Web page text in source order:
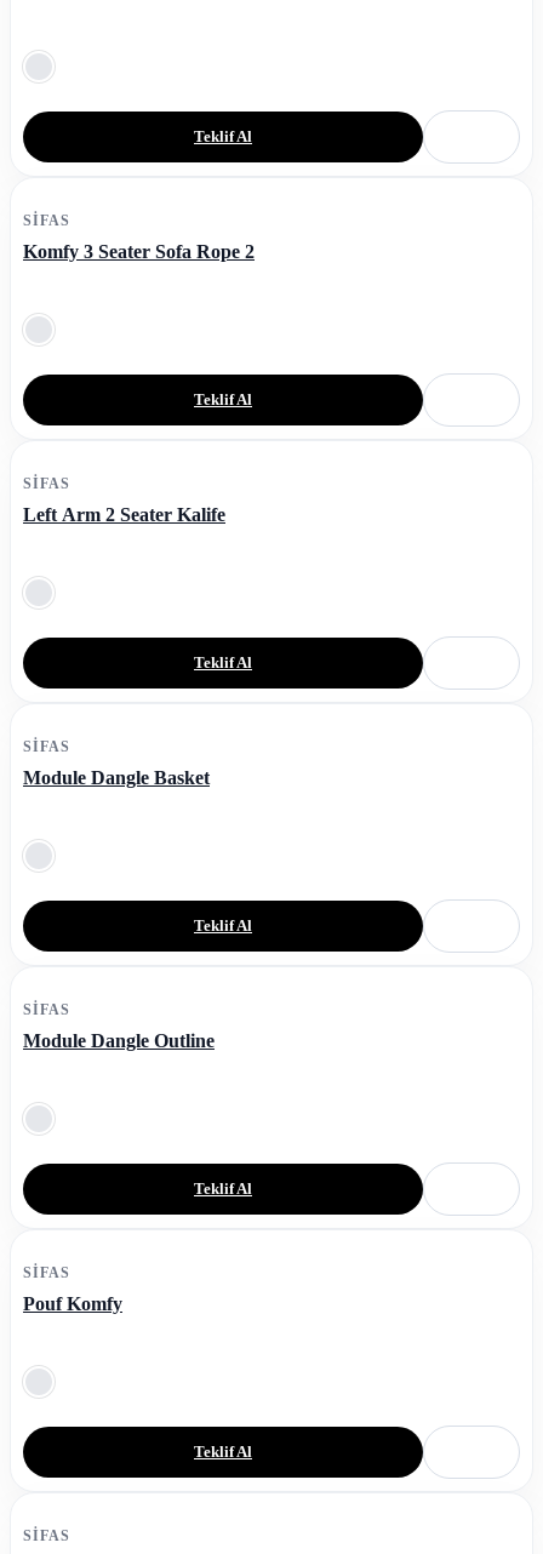
Teklif Al
SIFAS
Komfy 3 Seater Sofa Rope 2
Teklif Al
SIFAS
Left Arm 2 Seater Kalife
Teklif Al
SIFAS
Module Dangle Basket
Teklif Al
SIFAS
Module Dangle Outline
Teklif Al
SIFAS
Pouf Komfy
Teklif Al
SIFAS